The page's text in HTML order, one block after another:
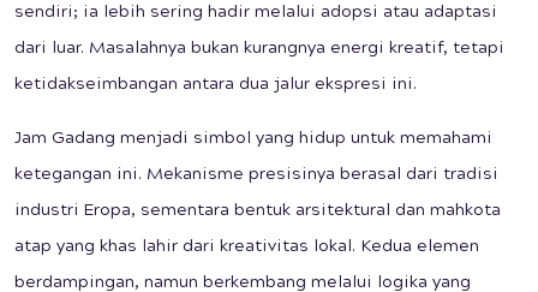
sendiri; ia lebih sering hadir melalui adopsi atau adaptasi
dari luar. Masalahnya bukan kurangnya energi kreatif, tetapi
ketidakseimbangan antara dua jalur ekspresi ini.
Jam Gadang menjadi simbol yang hidup untuk memahami
ketegangan ini. Mekanisme presisinya berasal dari tradisi
industri Eropa, sementara bentuk arsitektural dan mahkota
atap yang khas lahir dari kreativitas lokal. Kedua elemen
berdampingan, namun berkembang melalui logika yang